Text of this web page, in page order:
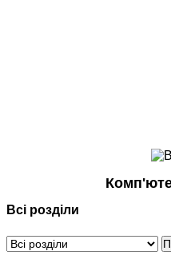
Всі розділи